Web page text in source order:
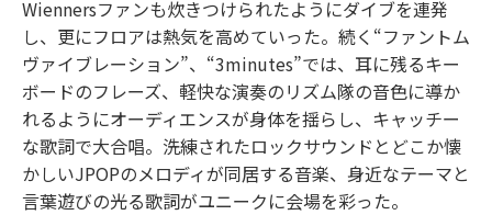
Wiennersファンも炊きつけられたようにダイブを連発
し、更にフロアは熱気を高めていった。続く“ファントム
ヴァイブレーション”、“3minutes”では、耳に残るキー
ボードのフレーズ、軽快な演奏のリズム隊の音色に導か
れるようにオーディエンスが身体を揺らし、キャッチー
な歌詞で大合唱。洗練されたロックサウンドとどこか懐
かしいJPOPのメロディが同居する音楽、身近なテーマと
言葉遊びの光る歌詞がユニークに会場を彩った。